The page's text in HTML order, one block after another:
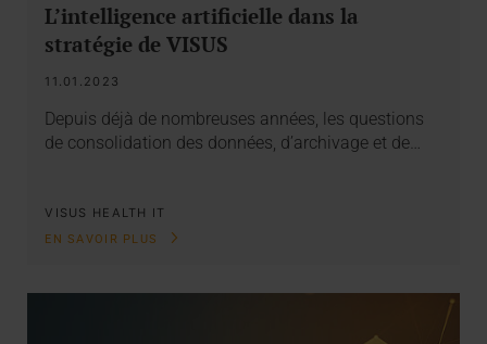
L’intelligence artificielle dans la
stratégie de VISUS
11.01.2023
Depuis déjà de nombreuses années, les questions
de consolidation des données, d’archivage et de…
VISUS HEALTH IT
EN SAVOIR PLUS